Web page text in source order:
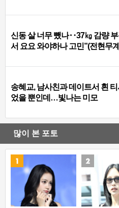
신동 살 너무 뺐나‥37㎏ 감량
서 요요 와야하나 고민”(전현무
송혜교, 남사친과 데이트서 흰
었을 뿐인데…빛나는 미모
많이 본 포토